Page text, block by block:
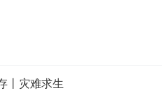
丨灾难求生